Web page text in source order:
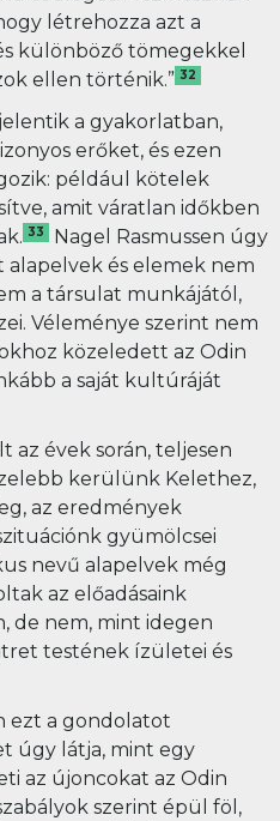
létrehozza azt a
különböző tömegekkel
ellen történik.” 32
a gyakorlatban,
erőket, és ezen
például kötelek
amit váratlan időkben
33
Nagel Rasmussen úgy
alapelvek és elemek nem
a társulat munkájától,
Véleménye szerint nem
közeledett az Odin
a saját kultúráját
az évek során, teljesen
kerülünk Kelethez,
az eredmények
gyümölcsei
nevű alapelvek még
az előadásaink
de nem, mint idegen
testének ízületei és
ezt a gondolatot
úgy látja, mint egy
az újoncokat az Odin
szerint épül föl,